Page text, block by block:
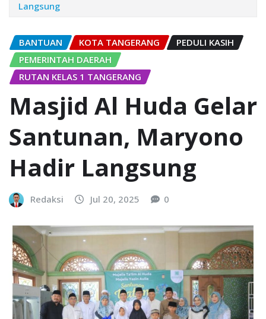
Langsung
BANTUAN KOTA TANGERANG
PEDULI KASIH
PEMERINTAH DAERAH
RUTAN KELAS 1 TANGERANG
Masjid Al Huda Gelar
Santunan, Maryono
Hadir Langsung
Redaksi Jul 20, 2025 0